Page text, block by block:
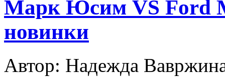
Марк Юсим VS Ford
новинки
Автор: Надежда